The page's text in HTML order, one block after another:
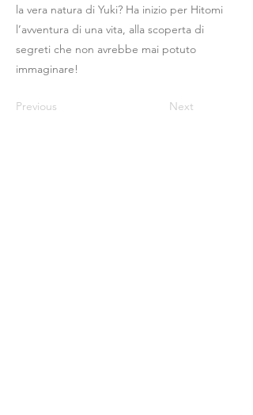
la vera natura di Yuki? Ha inizio per Hitomi
l’avventura di una vita, alla scoperta di
segreti che non avrebbe mai potuto
immaginare!
Previous Next